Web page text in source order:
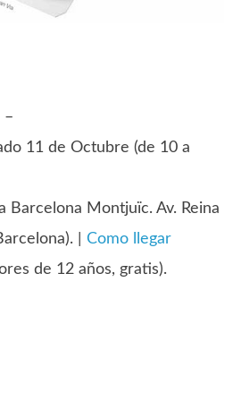
–
11 de Octubre (de 10 a
Barcelona Montjuïc. Av. Reina
|Como llegar
de 12 años, gratis).